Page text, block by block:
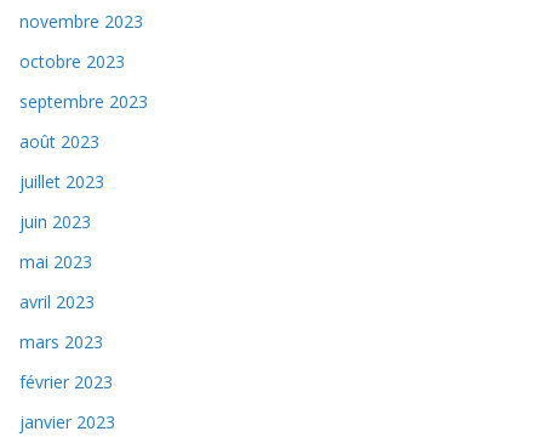
novembre 2023
octobre 2023
septembre 2023
août 2023
juillet 2023
juin 2023
mai 2023
avril 2023
mars 2023
février 2023
janvier 2023